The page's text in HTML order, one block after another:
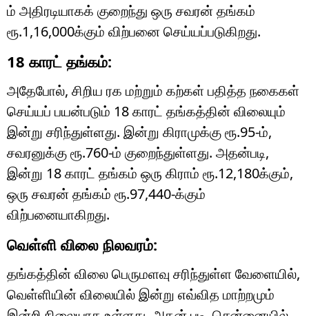
ம் அதிரடியாகக் குறைந்து ஒரு சவரன் தங்கம்
ரூ.1,16,000க்கும் விற்பனை செய்யப்படுகிறது.
18 காரட் தங்கம்:
அதேபோல், சிறிய ரக மற்றும் கற்கள் பதித்த நகைகள்
செய்யப் பயன்படும் 18 காரட் தங்கத்தின் விலையும்
இன்று சரிந்துள்ளது. இன்று கிராமுக்கு ரூ.95-ம்,
சவரனுக்கு ரூ.760-ம் குறைந்துள்ளது. அதன்படி,
இன்று 18 காரட் தங்கம் ஒரு கிராம் ரூ.12,180க்கும்,
ஒரு சவரன் தங்கம் ரூ.97,440-க்கும்
விற்பனையாகிறது.
வெள்ளி விலை நிலவரம்:
தங்கத்தின் விலை பெருமளவு சரிந்துள்ள வேளையில்,
வெள்ளியின் விலையில் இன்று எவ்வித மாற்றமும்